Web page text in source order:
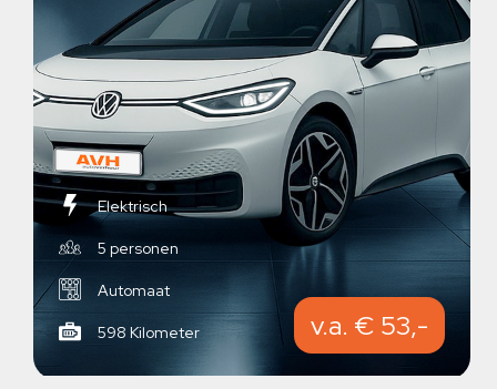
Elektrisch
5 personen
Automaat
598 Kilometer v.a. € 53,-